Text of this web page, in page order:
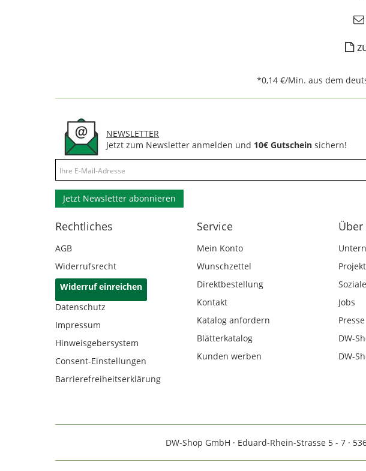
*0,14 €/Min. aus dem
NEWSLETTER
Jetzt zum Newsletter anmelden und 10€ Gutschein sichern!
Jetzt Newsletter abonnieren
Rechtliches
AGB
Widerrufsrecht
Widerruf einreichen
Datenschutz
Impressum
Hinweisgebersystem
Consent-Einstellungen
Barrierefreiheitserklärung
Service
Mein Konto
Wunschzettel
Direktbestellung
Kontakt
Katalog anfordern
Blätterkatalog
Kunden werben
Über
Jobs
Presse
DW-
DW-
DW-Shop GmbH · Eduard-Rhein-Strasse 5 - 7 ·